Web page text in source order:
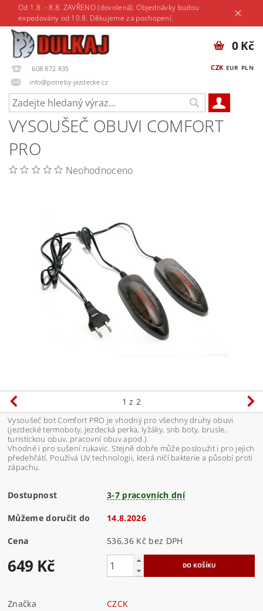
Od 1.8. - 8.8. ZAVŘENO (dovolená). Objednávky budou
expedovány od 10.8. Děkujeme za pochopení.
608 872 835
info@potreby-jezdecke.cz
CZK EUR PLN
0 Kč
VYSOUŠEČ OBUVI COMFORT
PRO
Neohodnoceno
1 z 2
Vysoušeč bot Comfort PRO je vhodný pro všechny druhy obuvi
(jezdecké termoboty, jezdecká perka, lyžáky, snb boty, brusle,
turistickou obuv, pracovní obuv apod.)
Vhodné i pro sušení rukavic. Stejně dobře může posloužit i pro jejich
předehřátí. Používá UV technologii, která ničí bakterie a působí proti
zápachu.
Dostupnost 3-7 pracovních dní
Můžeme doručit do 14.8.2026
Cena 536,36 Kč bez DPH
649 Kč
Značka
CZCK